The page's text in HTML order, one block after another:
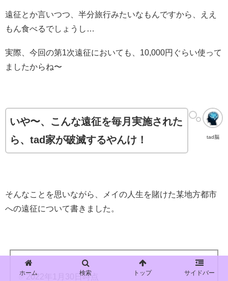
遠征とか言いつつ、半分旅行みたいなもんですから、ええ
もん食べるでしょうし…
実際、今回の第1次遠征においても、10,000円ぐらい使って
ましたからね〜
tad脳
いや〜、こんな遠征を毎月実施された
ら、tad家が破滅するやんけ！
そんなことを思いながら、メイの人生を賭けた某地方都市
への遠征について書きました。
✅2022年1月30日時点
ホーム 検索 トップ サイドバー